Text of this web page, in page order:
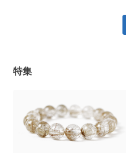
特集